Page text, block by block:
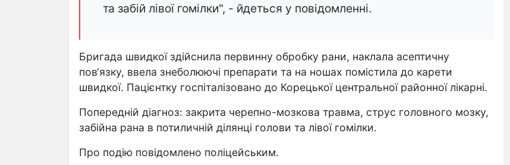
та забій лівої гомілки", - йдеться у повідомленні.
Бригада швидкої здійснила первинну обробку рани, наклала асептичну
пов‘язку, ввела знеболюючі препарати та на ношах помістила до карети
швидкої. Пацієнтку госпіталізовано до Корецької центральної районної лікарні.
Попередній діагноз: закрита черепно-мозкова травма, струс головного мозку,
забійна рана в потиличній ділянці голови та лівої гомілки.
Про подію повідомлено поліцейським.